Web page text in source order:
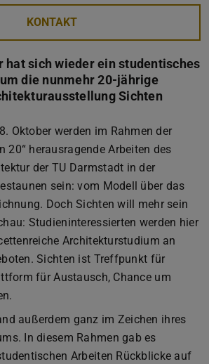
KONTAKT
hat sich wieder ein studentisches
die nunmehr 20-jährige
Sichten
Oktober werden im Rahmen der
20“ herausragende Arbeiten des
der TU Darmstadt in der
sein: vom Modell über das
Doch Sichten will mehr sein
Studieninteressierten werden hier
Architekturstudium an
Sichten ist Treffpunkt für
für Austausch, Chance um
außerdem ganz im Zeichen ihres
In diesem Rahmen gab es
Arbeiten Rückblicke auf